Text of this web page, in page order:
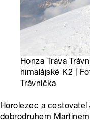
Honza Tráva
himalájské K2 |
Trávníčka
Horolezec a cestovatel
dobrodruhem